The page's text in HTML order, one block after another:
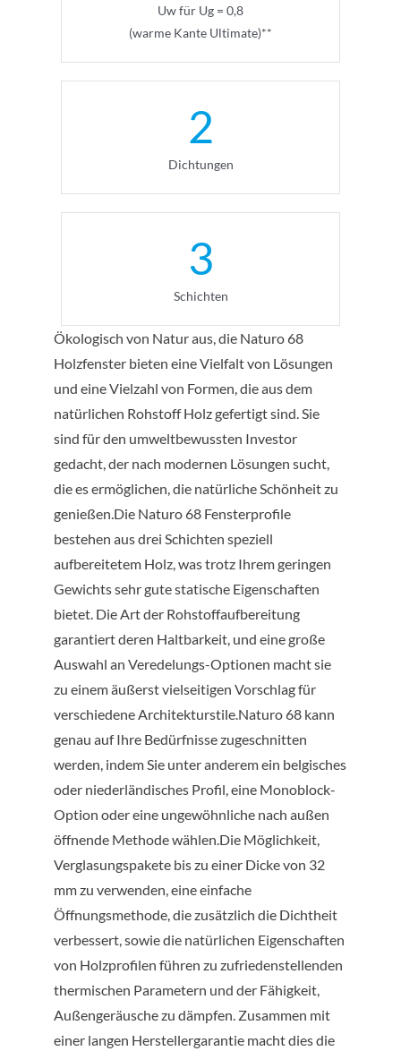
Uw für Ug = 0,8
(warme Kante Ultimate)**
2
Dichtungen
3
Schichten
Ökologisch von Natur aus, die Naturo 68
Holzfenster bieten eine Vielfalt von Lösungen
und eine Vielzahl von Formen, die aus dem
natürlichen Rohstoff Holz gefertigt sind. Sie
sind für den umweltbewussten Investor
gedacht, der nach modernen Lösungen sucht,
die es ermöglichen, die natürliche Schönheit zu
genießen.Die Naturo 68 Fensterprofile
bestehen aus drei Schichten speziell
aufbereitetem Holz, was trotz Ihrem geringen
Gewichts sehr gute statische Eigenschaften
bietet. Die Art der Rohstoffaufbereitung
garantiert deren Haltbarkeit, und eine große
Auswahl an Veredelungs-Optionen macht sie
zu einem äußerst vielseitigen Vorschlag für
verschiedene Architekturstile.Naturo 68 kann
genau auf Ihre Bedürfnisse zugeschnitten
werden, indem Sie unter anderem ein belgisches
oder niederländisches Profil, eine Monoblock-
Option oder eine ungewöhnliche nach außen
öffnende Methode wählen.Die Möglichkeit,
Verglasungspakete bis zu einer Dicke von 32
mm zu verwenden, eine einfache
Öffnungsmethode, die zusätzlich die Dichtheit
verbessert, sowie die natürlichen Eigenschaften
von Holzprofilen führen zu zufriedenstellenden
thermischen Parametern und der Fähigkeit,
Außengeräusche zu dämpfen. Zusammen mit
einer langen Herstellergarantie macht dies die